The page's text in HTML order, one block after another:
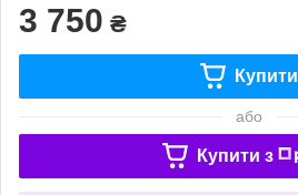
3 750 ₴
Купити
або
Купити з